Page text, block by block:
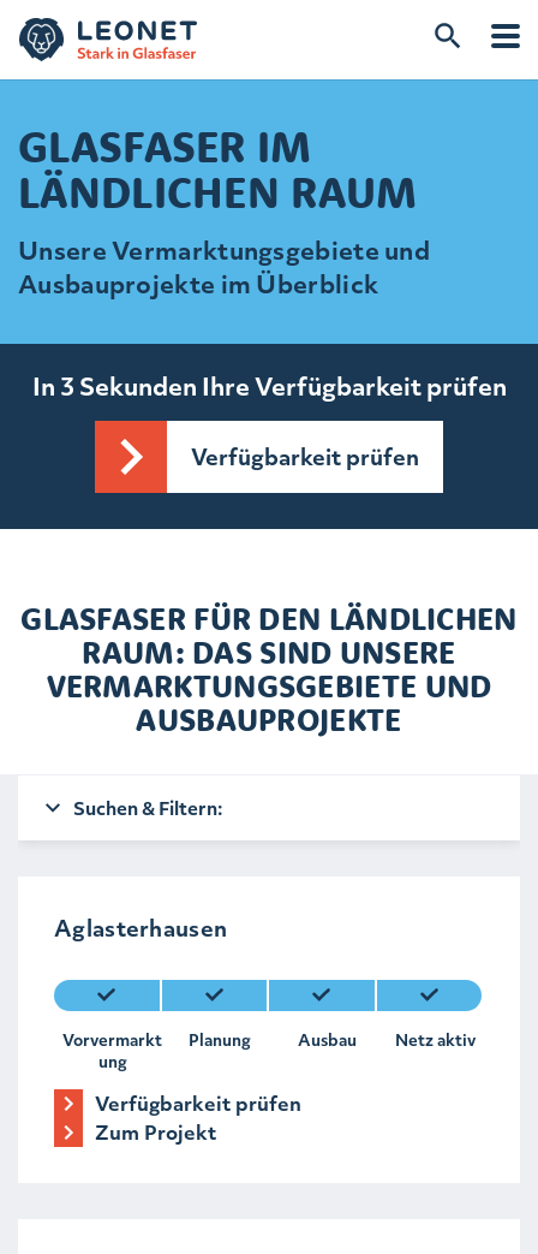
GLASFASER IM
LÄNDLICHEN RAUM
Unsere Vermarktungsgebiete und
Ausbauprojekte im Überblick
In 3 Sekunden Ihre Verfügbarkeit prüfen
Verfügbarkeit prüfen
GLASFASER FÜR DEN LÄNDLICHEN
RAUM: DAS SIND UNSERE
VERMARKTUNGSGEBIETE UND
AUSBAUPROJEKTE
Suchen & Filtern:
Aglasterhausen
Vorvermarkt
ung
Planung Ausbau Netz aktiv
Verfügbarkeit prüfen
Zum Projekt